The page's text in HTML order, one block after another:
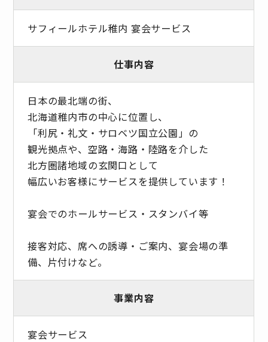
サフィールホテル稚内 宴会サービス
仕事内容
日本の最北端の街、
北海道稚内市の中心に位置し、
「利尻・礼文・サロベツ国立公園」の
観光拠点や、空路・海路・陸路を介した
北方圏諸地域の玄関口として
幅広いお客様にサービスを提供しています！
宴会でのホールサービス・スタンバイ等
接客対応、席への誘導・ご案内、宴会場の準
備、片付けなど。
事業内容
宴会サービス